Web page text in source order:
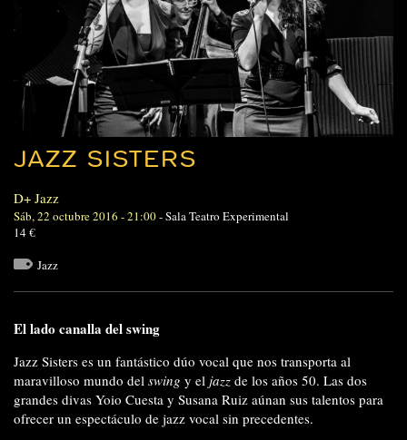
JAZZ SISTERS
D+ Jazz
Sáb, 22 octubre 2016 - 21:00-Sala Teatro Experimental
14 €
Jazz
El lado canalla del swing
Jazz Sisters es un fantástico dúo vocal que nos transporta al
maravilloso mundo del swing y el jazz de los años 50. Las dos
grandes divas Yoio Cuesta y Susana Ruiz aúnan sus talentos para
ofrecer un espectáculo de jazz vocal sin precedentes.